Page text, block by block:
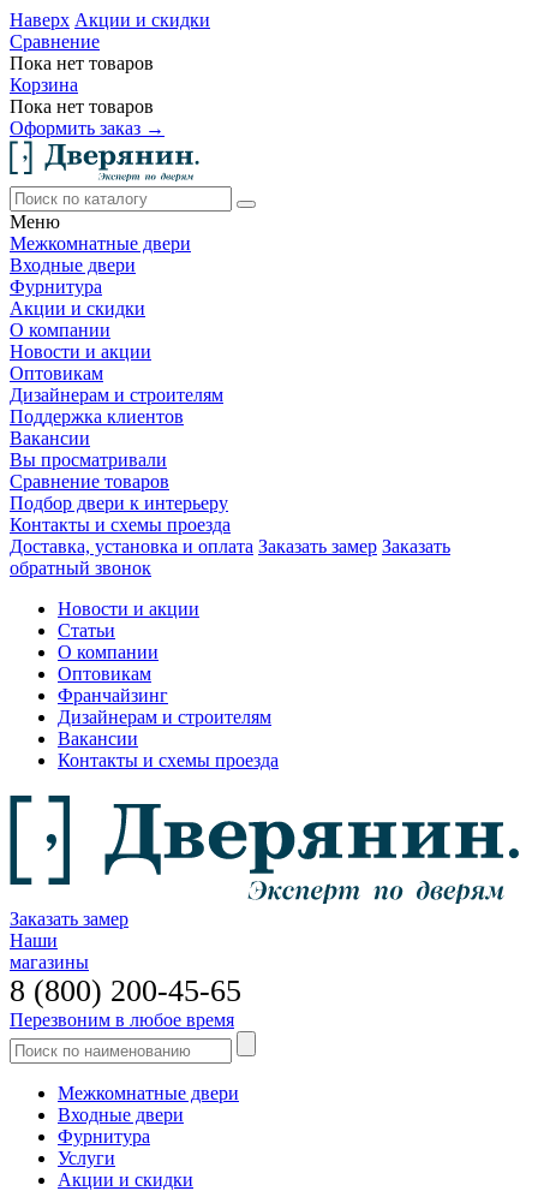
Наверх Акции и скидки
Сравнение
Пока нет товаров
Корзина
Пока нет товаров
Оформить заказ →
Меню
Межкомнатные двери
Входные двери
Фурнитура
Акции и скидки
О компании
Новости и акции
Оптовикам
Дизайнерам и строителям
Поддержка клиентов
Вакансии
Вы просматривали
Сравнение товаров
Подбор двери к интерьеру
Контакты и схемы проезда
Доставка, установка и оплата Заказать замер Заказать
обратный звонок
Новости и акции
Статьи
О компании
Оптовикам
Франчайзинг
Дизайнерам и строителям
Вакансии
Контакты и схемы проезда
Заказать замер
Наши
магазины
8 (800) 200-45-65
Перезвоним в любое время
Межкомнатные двери
Входные двери
Фурнитура
Услуги
Акции и скидки